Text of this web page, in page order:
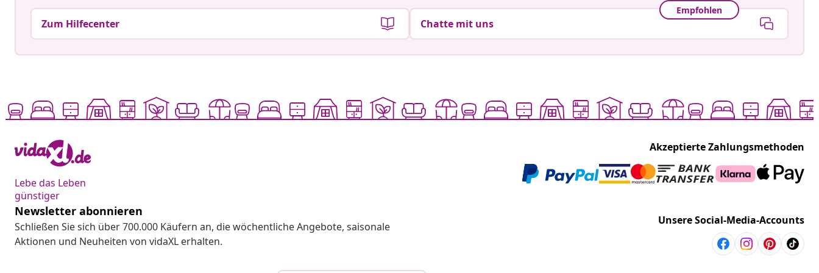
Zum Hilfecenter
Empfohlen
Chatte mit uns
Lebe das Leben
günstiger
Akzeptierte Zahlungsmethoden
Newsletter abonnieren
Schließen Sie sich über 700.000 Käufern an, die wöchentliche Angebote, saisonale
Aktionen und Neuheiten von vidaXL erhalten.
Unsere Social-Media-Accounts